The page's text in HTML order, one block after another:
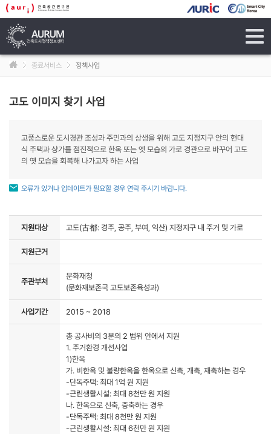
종료서비스 정책사업
고도 이미지 찾기 사업
고풍스로운 도시경관 조성과 주민과의 상생을 위해 고도 지정지구 안의 현대
식 주택과 상가를 점진적으로 한옥 또는 옛 모습의 가로 경관으로 바꾸어 고도
의 옛 모습을 회복해 나가고자 하는 사업
오류가 있거나 업데이트가 필요할 경우 연락 주시기 바랍니다.
지원대상 고도(古都: 경주, 공주, 부여, 익산) 지정지구 내 주거 및 가로
지원근거
주관부처
문화재청
(문화재보존국 고도보존육성과)
사업기간 2015 ~ 2018
총 공사비의 3분의 2 범위 안에서 지원
1. 주거환경 개선사업
1)한옥
가. 비한옥 및 불량한옥을 한옥으로 신축, 개축, 재축하는 경우
-단독주택: 최대 1억 원 지원
-근린생활시설: 최대 8천만 원 지원
나. 한옥으로 신축, 증축하는 경우
-단독주택: 최대 8천만 원 지원
-근린생활시설: 최대 6천만 원 지원